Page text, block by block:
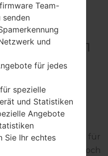
#3151
S4
I9500 →GT-
Firmware-Update für
Vergessen Sie jedoch
Team-
senden
und
für jedes
spezielle
und Statistiken
Angebote
Sie Ihr echtes